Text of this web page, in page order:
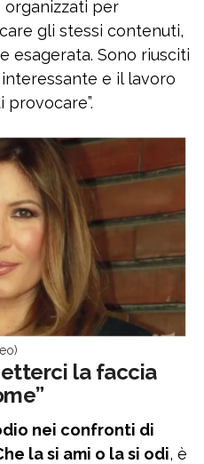
organizzati per
gli stessi contenuti,
esagerata. Sono riusciti
e il lavoro
provocare”.
la faccia
nei confronti di
la si ami o la si odi, è